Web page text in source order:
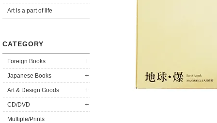
Art is a part of life
CATEGORY
Foreign Books
Japanese Books
Art & Design Goods
CD/DVD
Multiple/Prints